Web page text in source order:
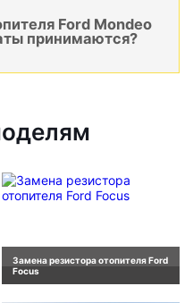
Ford Mondeo
принимаются?
Замена резистора отопителя Ford
Focus